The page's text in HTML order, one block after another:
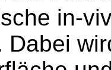
in-
Dabei